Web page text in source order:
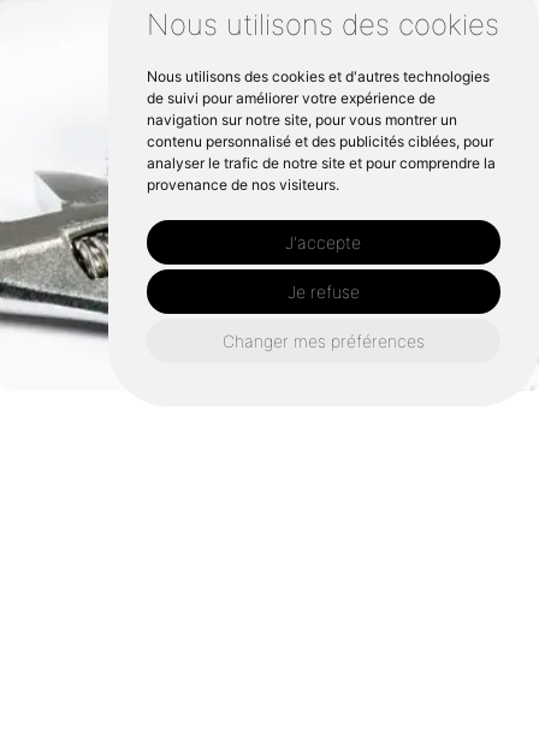
Nous utilisons des cookies
Nous utilisons des cookies et d'autres technologies
de suivi pour améliorer votre expérience de
navigation sur notre site, pour vous montrer un
contenu personnalisé et des publicités ciblées, pour
analyser le trafic de notre site et pour comprendre la
provenance de nos visiteurs.
J'accepte
Je refuse
Changer mes préférences